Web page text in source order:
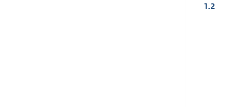
1.2